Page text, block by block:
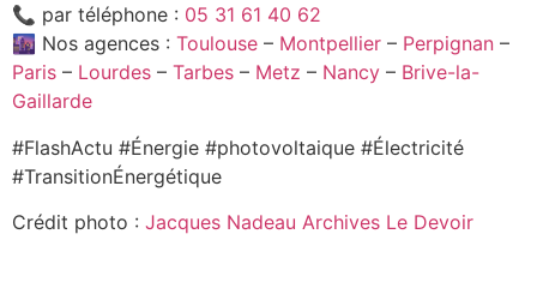
📞 par téléphone : 05 31 61 40 62
🌆 Nos agences : Toulouse – Montpellier – Perpignan –
Paris – Lourdes – Tarbes – Metz – Nancy – Brive-la-
Gaillarde
#FlashActu #Énergie #photovoltaique #Électricité
#TransitionÉnergétique
Crédit photo : Jacques Nadeau Archives Le Devoir